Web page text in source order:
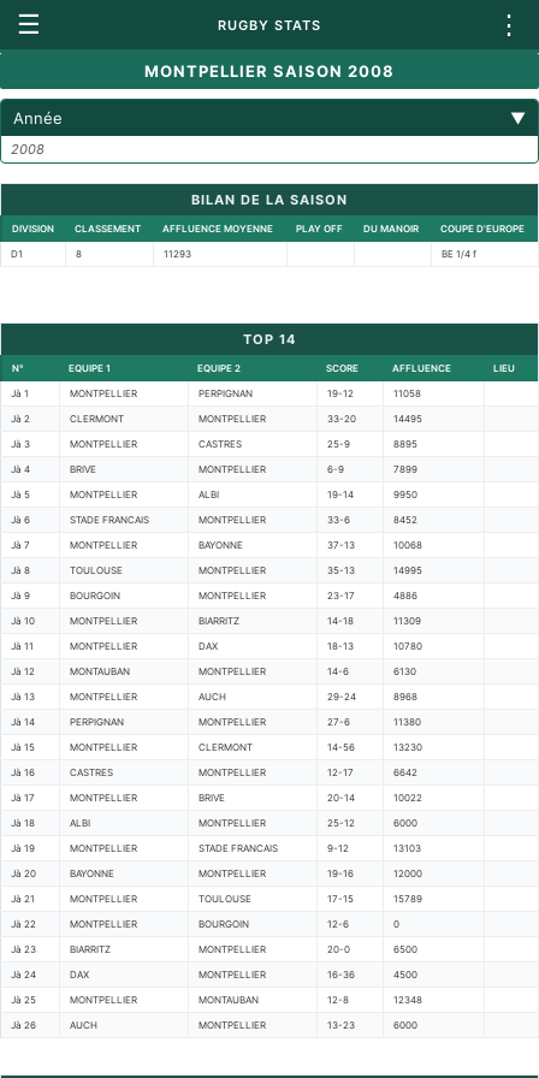
☰ RUGBY STATS ⋮
MONTPELLIER SAISON 2008
Année ▼
2008
BILAN DE LA SAISON
DIVISION CLASSEMENT AFFLUENCE MOYENNE PLAY OFF DU MANOIR COUPE D'EUROPE
D1 8 11293 BE 1/4 f
TOP 14
N° EQUIPE 1 EQUIPE 2 SCORE AFFLUENCE LIEU
Jà 1 MONTPELLIER PERPIGNAN 19-12 11058
Jà 2 CLERMONT MONTPELLIER 33-20 14495
Jà 3 MONTPELLIER CASTRES 25-9 8895
Jà 4 BRIVE MONTPELLIER 6-9 7899
Jà 5 MONTPELLIER ALBI 19-14 9950
Jà 6 STADE FRANCAIS MONTPELLIER 33-6 8452
Jà 7 MONTPELLIER BAYONNE 37-13 10068
Jà 8 TOULOUSE MONTPELLIER 35-13 14995
Jà 9 BOURGOIN MONTPELLIER 23-17 4886
Jà 10 MONTPELLIER BIARRITZ 14-18 11309
Jà 11 MONTPELLIER DAX 18-13 10780
Jà 12 MONTAUBAN MONTPELLIER 14-6 6130
Jà 13 MONTPELLIER AUCH 29-24 8968
Jà 14 PERPIGNAN MONTPELLIER 27-6 11380
Jà 15 MONTPELLIER CLERMONT 14-56 13230
Jà 16 CASTRES MONTPELLIER 12-17 6642
Jà 17 MONTPELLIER BRIVE 20-14 10022
Jà 18 ALBI MONTPELLIER 25-12 6000
Jà 19 MONTPELLIER STADE FRANCAIS 9-12 13103
Jà 20 BAYONNE MONTPELLIER 19-16 12000
Jà 21 MONTPELLIER TOULOUSE 17-15 15789
Jà 22 MONTPELLIER BOURGOIN 12-6 0
Jà 23 BIARRITZ MONTPELLIER 20-0 6500
Jà 24 DAX MONTPELLIER 16-36 4500
Jà 25 MONTPELLIER MONTAUBAN 12-8 12348
Jà 26 AUCH MONTPELLIER 13-23 6000